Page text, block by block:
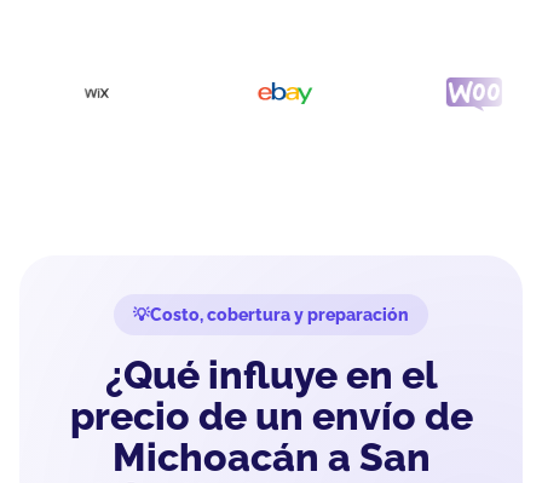
Costo, cobertura y preparación
¿Qué influye en el
precio de un envío de
Michoacán a San